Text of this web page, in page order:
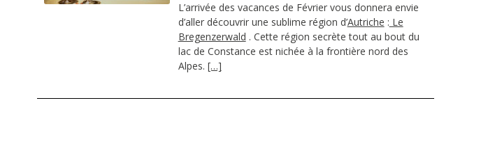
L’arrivée des vacances de Février vous donnera envie
d’aller découvrir une sublime région d’Autriche : Le
Bregenzerwald . Cette région secrète tout au bout du
lac de Constance est nichée à la frontière nord des
Alpes. […]